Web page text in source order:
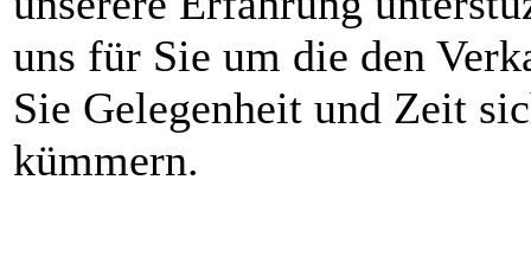
uns für Sie um die den
Sie Gelegenheit und Zeit
kümmern.